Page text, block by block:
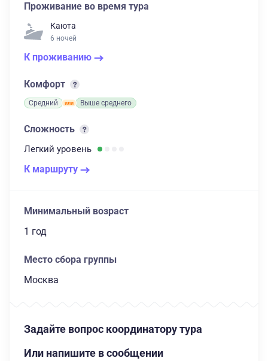
Проживание во время тура
Каюта
6 ночей
К проживанию
Комфорт
Средний Выше среднего
Сложность
Легкий уровень
К маршруту
Минимальный возраст
1 год
Место сбора группы
Москва
Задайте вопрос координатору тура
Или напишите в сообщении